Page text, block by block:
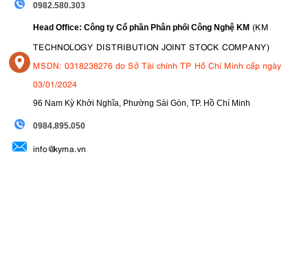
0982.580.303
Head Office: Công ty Cổ phần Phân phối Công Nghệ KM (KM
TECHNOLOGY DISTRIBUTION JOINT STOCK COMPANY)
MSDN: 0318238276 do Sở Tài chính TP Hồ Chí Minh cấp ngày
03/01/2024
96 Nam Kỳ Khởi Nghĩa, Phường Sài Gòn, TP. Hồ Chí Minh
0984.895.050
info@kyma.vn